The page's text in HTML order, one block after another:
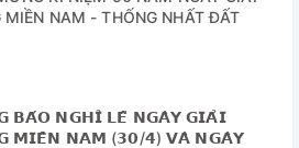
quá áp
H88BK (D/G)
MIỀN NAM - THỐNG NHẤT ĐẤT
𝗕𝗔́𝗢 𝗡𝗚𝗛𝗜̉ 𝗟𝗘̂̃ 𝗡𝗚𝗔̀𝗬 𝗚𝗜𝗔̉𝗜
𝗠𝗜𝗘̂̀𝗡 𝗡𝗔𝗠 (𝟯𝟬/𝟰) 𝗩𝗔̀ 𝗡𝗚𝗔̀𝗬